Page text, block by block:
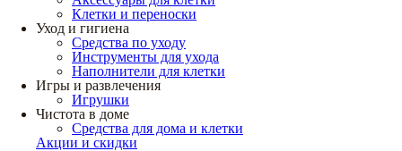
Клетки и переноски
Уход и гигиена
Средства по уходу
Инструменты для ухода
Наполнители для клетки
Игры и развлечения
Игрушки
Чистота в доме
Средства для дома и клетки
Акции и скидки